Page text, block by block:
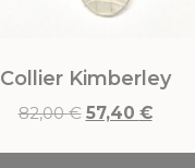
Collier Kimberley
82,00€ 57,40 €